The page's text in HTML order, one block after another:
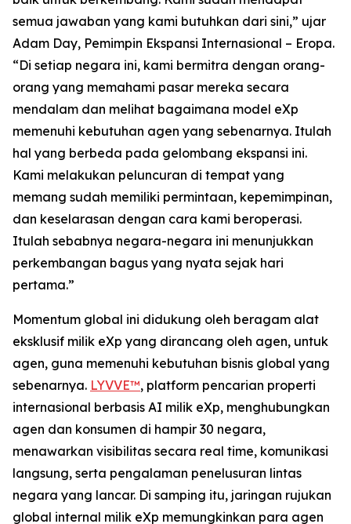
semua jawaban yang kami butuhkan dari sini,” ujar
Adam Day, Pemimpin Ekspansi Internasional – Eropa.
“Di setiap negara ini, kami bermitra dengan orang-
orang yang memahami pasar mereka secara
mendalam dan melihat bagaimana model eXp
memenuhi kebutuhan agen yang sebenarnya. Itulah
hal yang berbeda pada gelombang ekspansi ini.
Kami melakukan peluncuran di tempat yang
memang sudah memiliki permintaan, kepemimpinan,
dan keselarasan dengan cara kami beroperasi.
Itulah sebabnya negara-negara ini menunjukkan
perkembangan bagus yang nyata sejak hari
pertama.”
Momentum global ini didukung oleh beragam alat
eksklusif milik eXp yang dirancang oleh agen, untuk
agen, guna memenuhi kebutuhan bisnis global yang
sebenarnya. LYVVE™, platform pencarian properti
internasional berbasis AI milik eXp, menghubungkan
agen dan konsumen di hampir 30 negara,
menawarkan visibilitas secara real time, komunikasi
langsung, serta pengalaman penelusuran lintas
negara yang lancar. Di samping itu, jaringan rujukan
global internal milik eXp memungkinkan para agen